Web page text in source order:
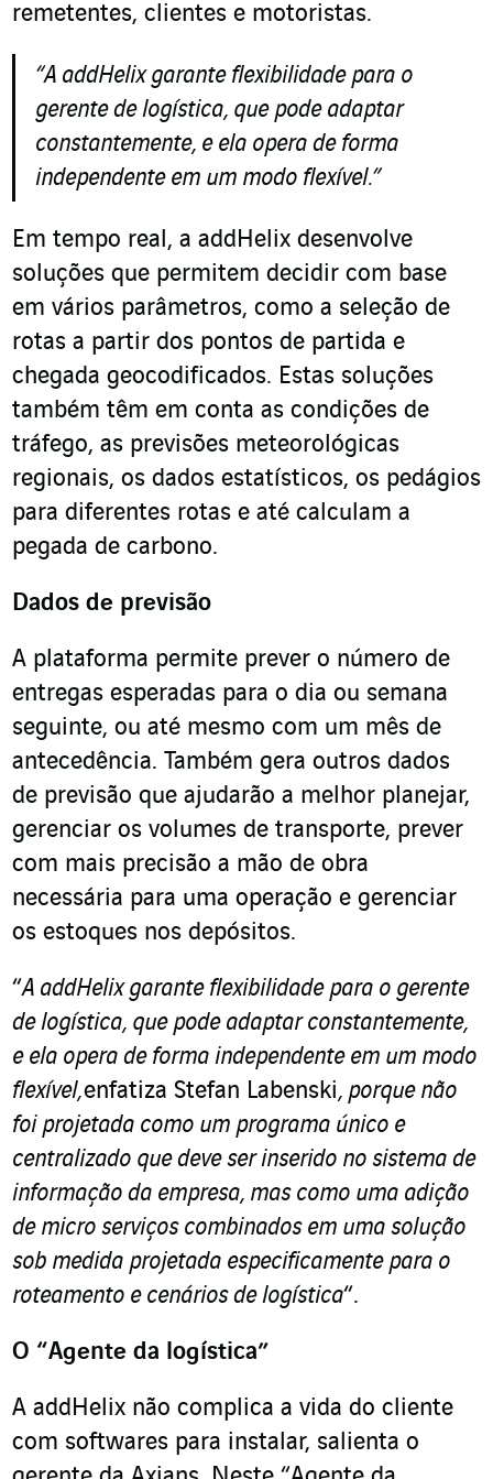
remetentes, clientes e motoristas.
“A addHelix garante flexibilidade para o
gerente de logística, que pode adaptar
constantemente, e ela opera de forma
independente em um modo flexível.”
Em tempo real, a addHelix desenvolve
soluções que permitem decidir com base
em vários parâmetros, como a seleção de
rotas a partir dos pontos de partida e
chegada geocodificados. Estas soluções
também têm em conta as condições de
tráfego, as previsões meteorológicas
regionais, os dados estatísticos, os pedágios
para diferentes rotas e até calculam a
pegada de carbono.
Dados de previsão
A plataforma permite prever o número de
entregas esperadas para o dia ou semana
seguinte, ou até mesmo com um mês de
antecedência. Também gera outros dados
de previsão que ajudarão a melhor planejar,
gerenciar os volumes de transporte, prever
com mais precisão a mão de obra
necessária para uma operação e gerenciar
os estoques nos depósitos.
“A addHelix garante flexibilidade para o gerente
de logística, que pode adaptar constantemente,
e ela opera de forma independente em um modo
flexível,enfatiza Stefan Labenski, porque não
foi projetada como um programa único e
centralizado que deve ser inserido no sistema de
informação da empresa, mas como uma adição
de micro serviços combinados em uma solução
sob medida projetada especificamente para o
roteamento e cenários de logística“.
O “Agente da logística”
A addHelix não complica a vida do cliente
com softwares para instalar, salienta o